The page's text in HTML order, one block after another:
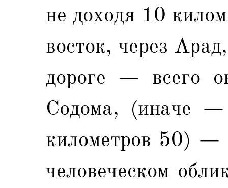
не доходя 10
восток, через
дороге — всего
Содома, (иначе —
километров 50)
человеческом